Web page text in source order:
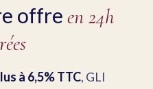
offreen 24h
à 6,5% TTC, GLI